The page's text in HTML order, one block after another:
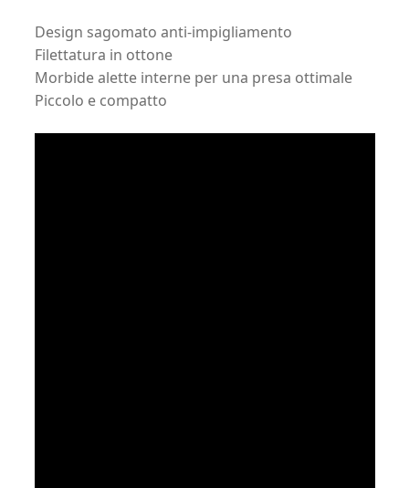
Design sagomato anti-impigliamento
Filettatura in ottone
Morbide alette interne per una presa ottimale
Piccolo e compatto